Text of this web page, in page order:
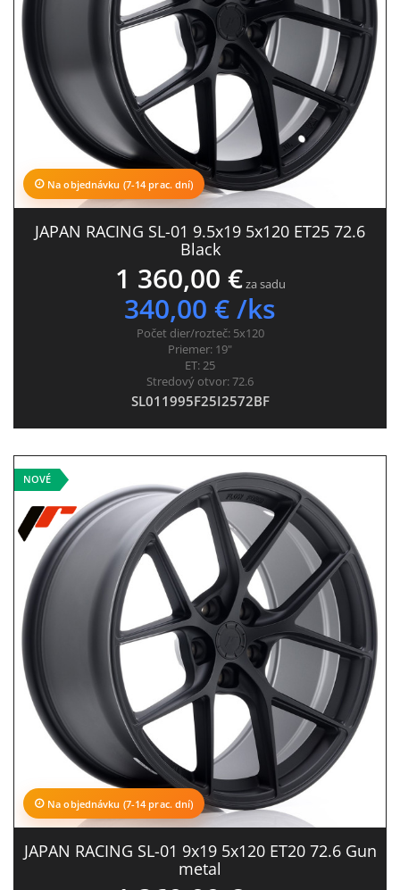
Na objednávku (7-14 prac. dní)
JAPAN RACING SL-01 9.5x19 5x120 ET25 72.6
Black
1 360,00 €za sadu
340,00 € /ks
Počet dier/rozteč: 5x120
Priemer: 19"
ET:25
Stredový otvor:72.6
SL011995F25I2572BF
NOVÉ
Na objednávku (7-14 prac. dní)
JAPAN RACING SL-01 9x19 5x120 ET20 72.6 Gun
metal